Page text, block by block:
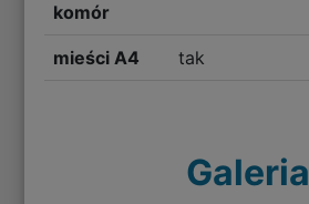
komór
mieści A4 tak
Galeria